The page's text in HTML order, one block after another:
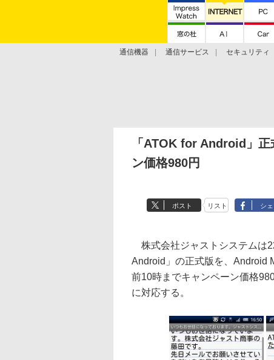
通信機器 通信サービス セキュリティ
「ATOK for Android」
ン価格980円
ポスト リスト シ
株式会社ジャストシステムは
Android」の正式版を、Android
前10時までキャンペーン価格
に対応する。